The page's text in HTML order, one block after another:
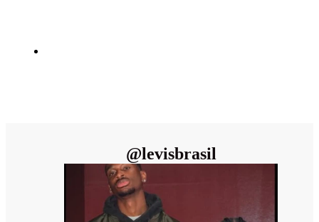
@levisbrasil